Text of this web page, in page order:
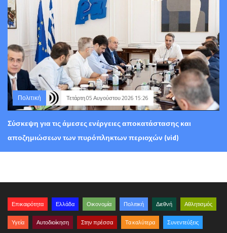
Πολιτική Τετάρτη 05 Αυγούστου 2026 15:26
Σύσκεψη για τις άμεσες ενέργειες αποκατάστασης και
αποζημιώσεων των πυρόπληκτων περιοχών (vid)
Επικαιρότητα Ελλάδα Οικονομία Πολιτική Διεθνή Αθλητισμός
Υγεία Αυτοδιοίκηση Στην πρέσσα Τα καλύτερα Συνεντεύξεις